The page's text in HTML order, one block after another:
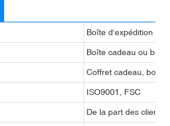
Boîte d'expédition en
Boîte cadeau ou
Coffret cadeau, boîte
ISO9001, FSC
De la part des clients